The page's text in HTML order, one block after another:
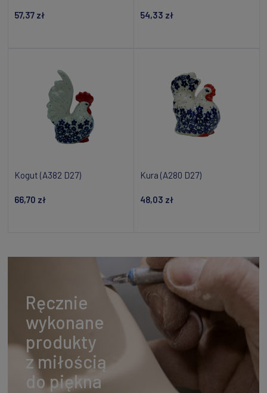
57,37 zł 54,33 zł
Kogut (A382 D27)
66,70 zł
Kura (A280 D27)
48,03 zł
Ręcznie
wykonane
produkty
z miłością
do piękna